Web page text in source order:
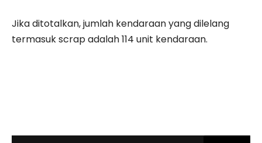
Jika ditotalkan, jumlah kendaraan yang dilelang
termasuk scrap adalah 114 unit kendaraan.